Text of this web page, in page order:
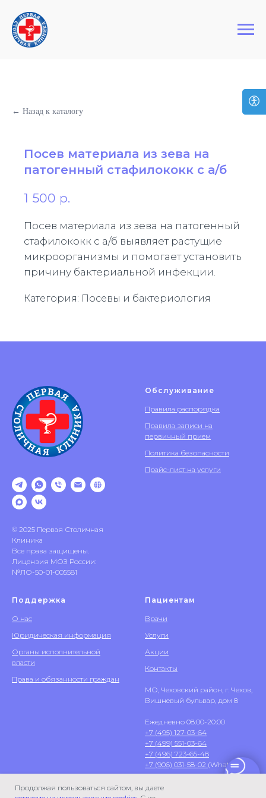
Первая Столичная Клиника
Продолжая пользоваться сайтом, вы даете
← Назад к каталогу
Посев материала из зева на
патогенный стафилококк с а/б
1 500 р.
Посев материала из зева на патогенный
стафилококк с а/б выявляет растущие
микроорганизмы и помогает установить
причину бактериальной инфекции.
Категория: Посевы и бактериология
© 2025 Первая Столичная
Клиника
Все права защищены.
Лицензия МОЗ России:
№ЛО-50-01-005581
Обслуживание
Правила распорядка
Правила записи на
первичный прием
Политика безопасности
Прайс-лист на услуги
Поддержка
О нас
Юридическая информация
Органы исполнительной
власти
Права и обязанности граждан
Пациентам
Врачи
Услуги
Акции
Контакты
МО, Чеховский район, г. Чехов,
Вишневый бульвар, дом 8
Ежедневно 08:00-20:00
+7 (495) 127-03-64
+7 (499) 551-03-64
+7 (496) 723-65-48
+7 (906) 031-58-02 (WhatsApp)